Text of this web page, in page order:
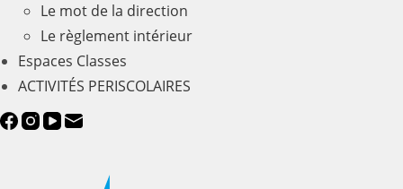
Le mot de la direction
Le règlement intérieur
Espaces Classes
ACTIVITÉS PERISCOLAIRES